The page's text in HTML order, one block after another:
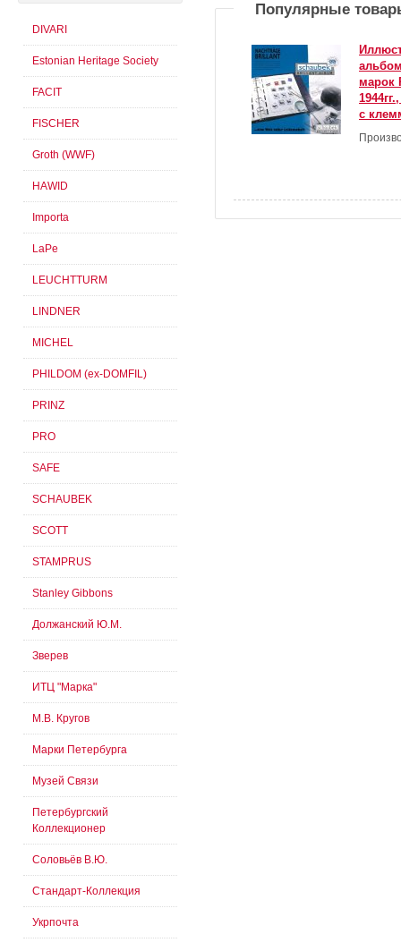
Популярные
марок
с
DIVARI
Estonian Heritage Society
FACIT
FISCHER
Groth (WWF)
HAWID
Importa
LaPe
LEUCHTTURM
LINDNER
MICHEL
PHILDOM (ex-DOMFIL)
PRINZ
PRO
SAFE
SCHAUBEK
SCOTT
STAMPRUS
Stanley Gibbons
Должанский Ю.М.
Зверев
ИТЦ "Марка"
М.В. Кругов
Марки Петербурга
Музей Связи
Петербургский
Коллекционер
Соловьёв В.Ю.
Стандарт-Коллекция
Укрпочта